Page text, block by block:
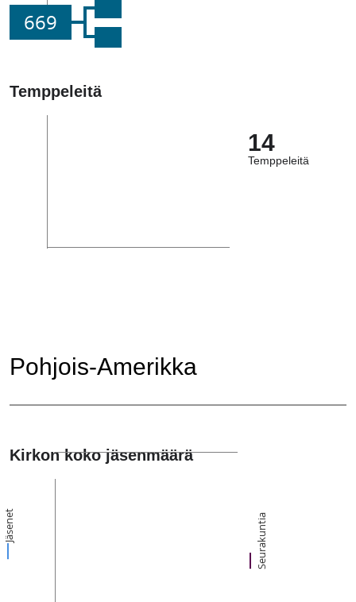
669
Temppeleitä
14
Temppeleitä
Pohjois-Amerikka
Kirkon koko jäsenmäärä
Jäsenet Seurakuntia